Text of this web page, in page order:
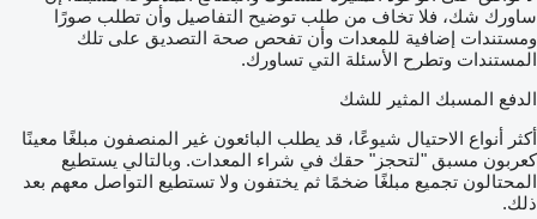
ساورك شك، فلا تخاف من طلب توضيح التفاصيل وأن تطلب صورًا
ومستندات إضافية للمعدات وأن تفحص صحة التصديق على تلك
المستندات وتطرح الأسئلة التي تساورك.
الدفع المسبك المثير للشك
أكثر أنواع الاحتيال شيوعًا، قد يطلب البائعون غير المنصفون مبلغًا معينًا
كعربون مسبق "لتحجز" حقك في شراء المعدات. وبالتالي يستطيع
المحتالون تجميع مبلغًا ضخمًا ثم يختفون ولا تستطيع التواصل معهم بعد
ذلك.